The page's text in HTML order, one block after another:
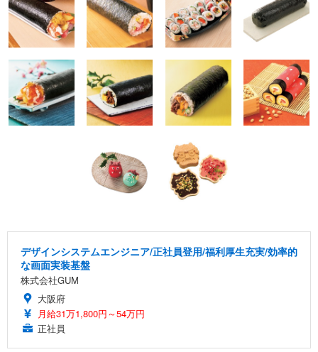
デザインシステムエンジニア/正社員登用/福利厚生充実/効率的
な画面実装基盤
株式会社GUM
大阪府
月給31万1,800円～54万円
正社員